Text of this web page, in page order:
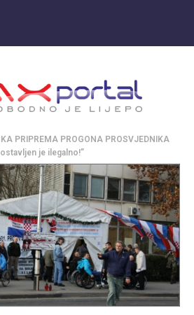
PRIPREMA PROGONA PROSVJEDNIKA
je ilegalno!”